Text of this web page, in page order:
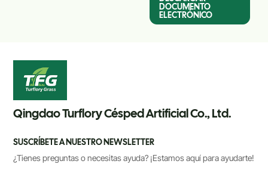
DOCUMENTO
ELECTRÓNICO
Qingdao Turflory Césped Artificial Co., Ltd.
SUSCRÍBETE A NUESTRO NEWSLETTER
¿Tienes preguntas o necesitas ayuda? ¡Estamos aquí para ayudarte!